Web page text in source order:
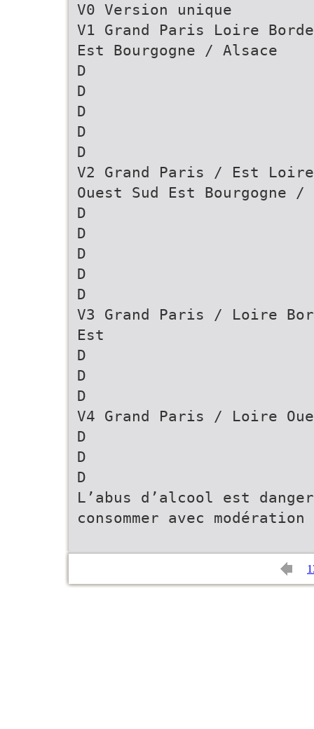
V0 Version unique
V1 Grand Paris Loire
Est Bourgogne / Alsace
D
D
D
D
D
V2 Grand Paris / Est
Ouest Sud Est Bourgogne /
D
D
D
D
D
V3 Grand Paris / Loire
Est
D
D
D
V4 Grand Paris / Loire
D
D
D
L’abus d’alcool est
consommer avec modération